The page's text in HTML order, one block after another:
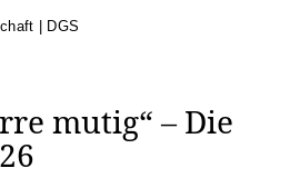
| DGS
mutig“ – Die